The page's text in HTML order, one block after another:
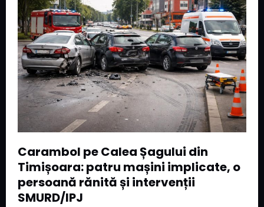
Carambol pe Calea Șagului din
Timișoara: patru mașini implicate, o
persoană rănită și intervenții
SMURD/IPJ